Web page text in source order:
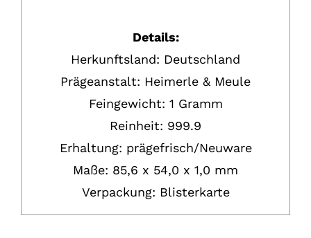
Details:
Herkunftsland: Deutschland
Prägeanstalt: Heimerle & Meule
Feingewicht: 1 Gramm
Reinheit: 999.9
Erhaltung: prägefrisch/Neuware
Maße: 85,6 x 54,0 x 1,0 mm
Verpackung: Blisterkarte